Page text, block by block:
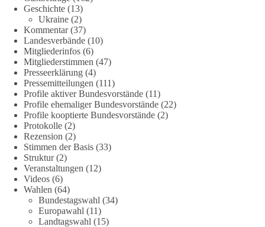
7 8
DieBasis
2 Tage(n) zuvor
Jetzt dieBasis Sachsen-Anhalt unterstützen!
Die Landtagswahl 2026 in Sachsen-Anhalt findet am 6.
September statt. Die Inhalte stehen – jetzt müssen sie gesehen,
geteilt und diskutiert werden.
Folge unseren Kanälen:
Facebook:
https://www.facebook.com/groups/diebasissachsenanhalt/
Instragram:
https://www.instagram.com/die_basis_sachsen_anhalt/
Tiktok: https://www.tiktok.com/@diebasis_sachsenanhalt
Geschichte (13)
Ukraine (2)
Kommentar(37)
Landesverbände (10)
Mitgliederinfos (6)
Mitgliederstimmen (47)
Presseerklärung (4)
Pressemitteilungen (111)
Profile aktiver Bundesvorstände (11)
Profile ehemaliger Bundesvorstände (22)
Profile kooptierte Bundesvorstände (2)
Protokolle (2)
Rezension (2)
Stimmen der Basis (33)
Struktur(2)
Veranstaltungen (12)
Videos (6)
Wahlen (64)
Bundestagswahl (34)
Europawahl (11)
Landtagswahl (15)